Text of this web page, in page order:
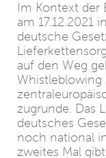
Im Kontext der
am 17.12.2021
deutsche
auf den Weg
Whistleblowing
zugrunde. Das
deutsches
noch national
zweites Mal